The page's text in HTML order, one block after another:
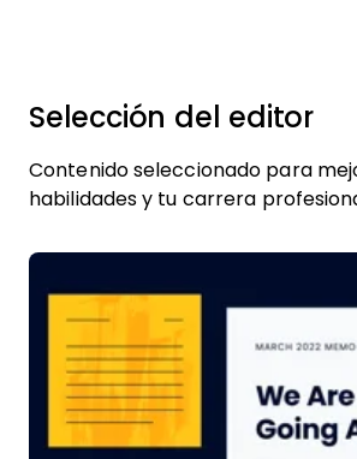
Selección del editor
Contenido seleccionado para
habilidades y tu carrera